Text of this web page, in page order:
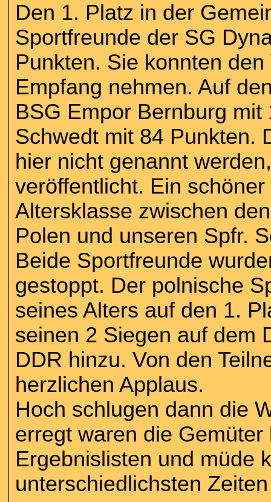
Den 1. Platz in der
Sportfreunde der SG
Punkten. Sie konnten
Empfang nehmen. Auf
BSG Empor Bernburg
Schwedt mit 84 Punkten.
hier nicht genannt
veröffentlicht. Ein
Altersklasse zwischen
Polen und unseren Spfr.
Beide Sportfreunde
gestoppt. Der polnische
seines Alters auf den 1.
seinen 2 Siegen auf dem
DDR hinzu. Von den
herzlichen Applaus.
Hoch schlugen dann die
erregt waren die
Ergebnislisten und müde
unterschiedlichsten